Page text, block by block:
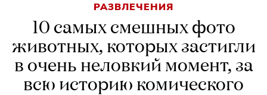
РАЗВЛЕЧЕНИЯ
10 самых смешных фото
животных, которых застигли
в очень неловкий момент, за
всю историю комического